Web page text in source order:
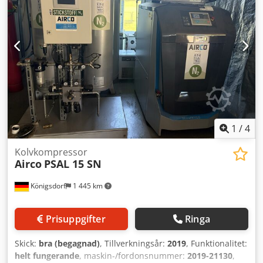
1 /4
Königsdorf 1 445 km
Kolvkompressor
Airco PSAL 15 SN
Prisuppgifter Ringa
Skick: bra (begagnad), Tillverkningsår: 2019, Funktionalitet:
helt fungerande, maskin-/fordonsnummer: 2019-21130,